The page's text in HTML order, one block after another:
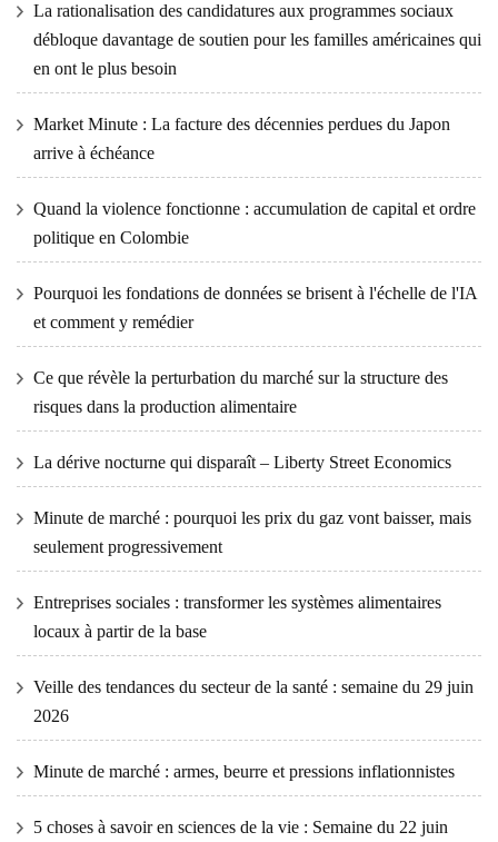
La rationalisation des candidatures aux programmes sociaux
débloque davantage de soutien pour les familles américaines qui
en ont le plus besoin
Market Minute : La facture des décennies perdues du Japon
arrive à échéance
Quand la violence fonctionne : accumulation de capital et ordre
politique en Colombie
Pourquoi les fondations de données se brisent à l'échelle de l'IA
et comment y remédier
Ce que révèle la perturbation du marché sur la structure des
risques dans la production alimentaire
La dérive nocturne qui disparaît – Liberty Street Economics
Minute de marché : pourquoi les prix du gaz vont baisser, mais
seulement progressivement
Entreprises sociales : transformer les systèmes alimentaires
locaux à partir de la base
Veille des tendances du secteur de la santé : semaine du 29 juin
2026
Minute de marché : armes, beurre et pressions inflationnistes
5 choses à savoir en sciences de la vie : Semaine du 22 juin